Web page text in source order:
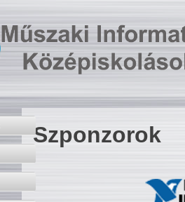
Szponzorok